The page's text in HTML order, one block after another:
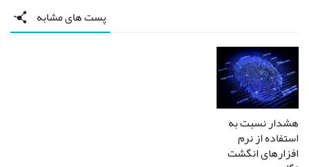
پست های مشابه
هشدار نسبت به
استفاده از نرم
افزارهای انگشت